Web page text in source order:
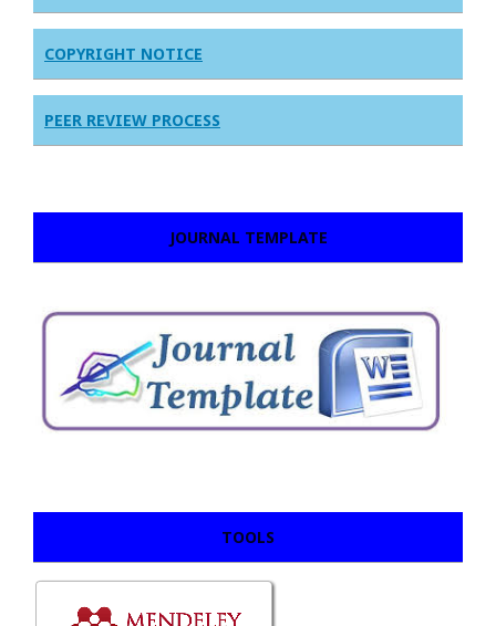
COPYRIGHT NOTICE
PEER REVIEW PROCESS
JOURNAL TEMPLATE
TOOLS